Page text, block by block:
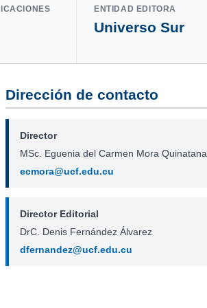
ENTIDAD EDITORA
Universo Sur
Dirección de contacto
Director
MSc. Eguenia del Carmen Mora Quinatana
ecmora@ucf.edu.cu
Director Editorial
DrC. Denis Fernández Álvarez
dfernandez@ucf.edu.cu